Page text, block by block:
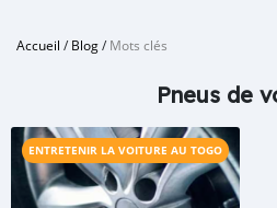
Accueil /Blog/Mots clés
Pneus de
ENTRETENIR LA VOITURE AU TOGO